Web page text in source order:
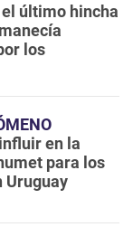
último hincha
los
en la
para los
Uruguay